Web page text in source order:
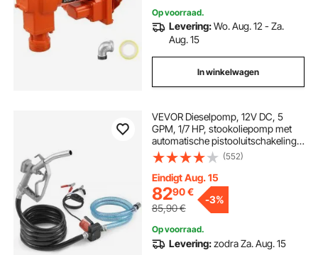
Op voorraad.
Levering:Wo. Aug. 12 - Za.
Aug. 15
In winkelwagen
VEVOR Dieselpomp, 12V DC, 5
GPM, 1/7 HP, stookoliepomp met
automatische pistooluitschakeling,
overbrengpomp, lange inlaat- en
uitlaatslang voor benzine, diesel,
kerosine, methanolmengsels
(552)
Eindigt Aug. 15
8290€
85,90€
-3%
Op voorraad.
Levering:zodra Za. Aug. 15